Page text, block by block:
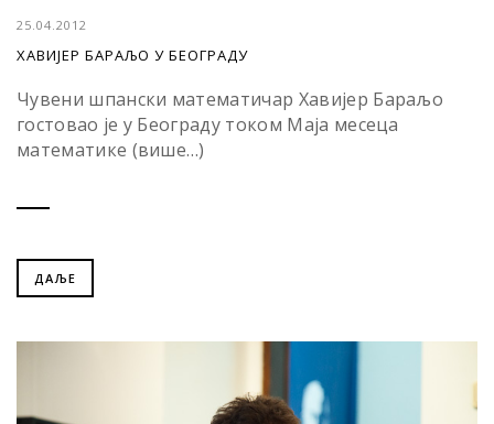
25.04.2012
ХАВИЈЕР БАРАЉО У БЕОГРАДУ
Чувени шпански математичар Хавијер Бараљо
гостовао је у Београду током Маја месеца
математике (више…)
ДАЉЕ